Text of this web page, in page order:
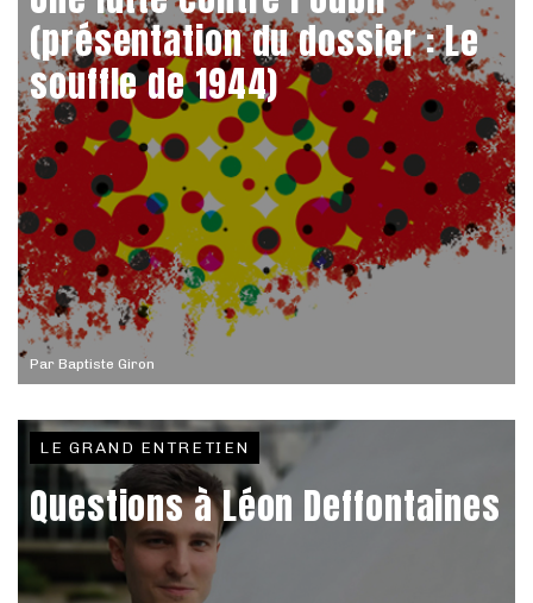
Par Baptiste Giron
(présentation du dossier : Le
souffle de 1944)
LE GRAND ENTRETIEN
Questions à Léon Deffontaines